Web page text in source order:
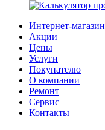
Интернет-магазин
Акции
Цены
Услуги
Покупателю
О компании
Ремонт
Сервис
Контакты